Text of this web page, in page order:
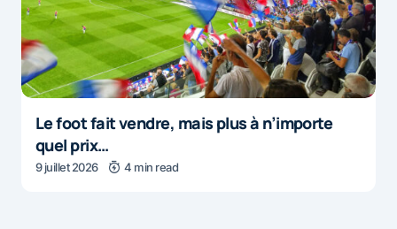
Le foot fait vendre, mais plus à n’importe
quel prix…
9 juillet 2026 4 min read